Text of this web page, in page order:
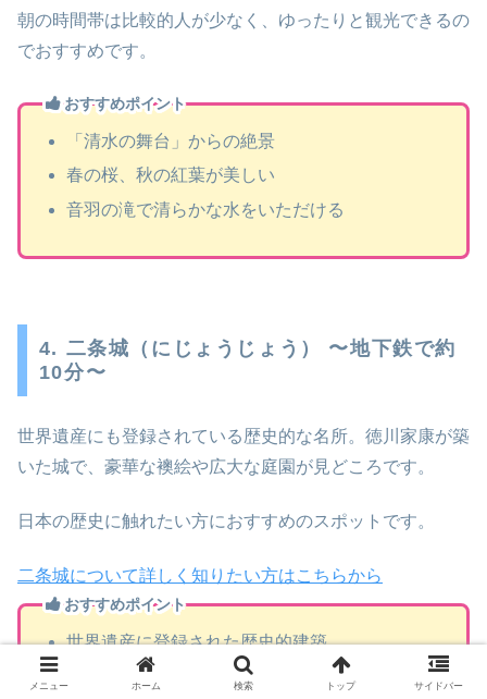
朝の時間帯は比較的人が少なく、ゆったりと観光できるの
でおすすめです。
おすすめポイント
「清水の舞台」からの絶景
春の桜、秋の紅葉が美しい
音羽の滝で清らかな水をいただける
4. 二条城（にじょうじょう） 〜地下鉄で約
10分〜
世界遺産にも登録されている歴史的な名所。徳川家康が築
いた城で、豪華な襖絵や広大な庭園が見どころです。
日本の歴史に触れたい方におすすめのスポットです。
二条城について詳しく知りたい方はこちらから
おすすめポイント
世界遺産に登録された歴史的建築
美しい庭園が見どころ
メニュー ホーム 検索 トップ サイドバー